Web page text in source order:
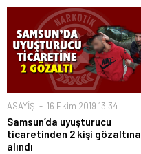
ASAYİŞ 16 Ekim 2019 13:34
Samsun’da uyuşturucu
ticaretinden 2 kişi gözaltına
alındı